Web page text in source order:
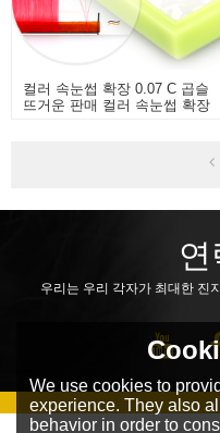
컬러 속눈썹 확장 0.07 C 곱슬
뜨거운 판매 컬러 속눈썹 확장
연
우리는 우리 각자가 최대한 진
We use cookies to
experience. They also
behavior in order to